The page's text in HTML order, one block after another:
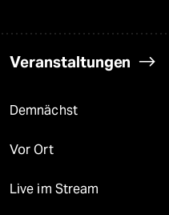
Veranstaltungen
Demnächst
Vor Ort
Live im Stream